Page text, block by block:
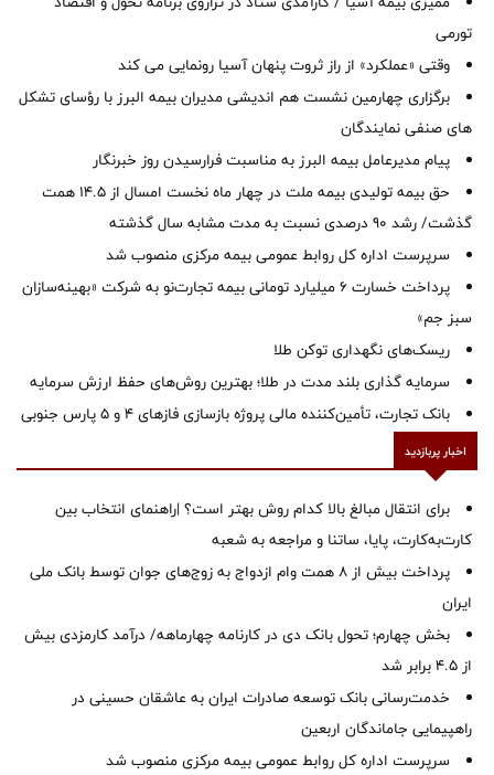
تورمی
وقتی «عملکرد» از راز ثروت پنهان آسیا رونمایی می کند
برگزاری چهارمین نشست هم اندیشی مدیران بیمه البرز با رؤسای تشکل
های صنفی نمایندگان
پیام مدیرعامل بیمه البرز به مناسبت فرارسیدن روز خبرنگار
حق بیمه تولیدی بیمه ملت در چهار ماه نخست امسال از 14.5 همت
گذشت/ رشد 90 درصدی نسبت به مدت مشابه سال گذشته
سرپرست اداره كل روابط عمومی بیمه مركزی منصوب شد
پرداخت خسارت ۶ میلیارد تومانی بیمه تجارت‌نو به شرکت «بهینه‌سازان
سبز جم»
ریسک‌های نگهداری توکن طلا
سرمایه گذاری بلند مدت در طلا؛ بهترین روش‌های حفظ ارزش سرمایه
بانک تجارت، تأمین‌کننده مالی پروژه بازسازی فازهای ۴ و ۵ پارس جنوبی
اخبار پربازدید
برای انتقال مبالغ بالا کدام روش بهتر است؟ |راهنمای انتخاب بین
کارت‌به‌کارت، پایا، ساتنا و مراجعه به شعبه
پرداخت بیش از ۸ همت وام ازدواج به زوج‌های جوان توسط بانک ملی
ایران
بخش چهارم؛ تحول بانک دی در کارنامه چهارماهه/ درآمد کارمزدی بیش
از ۴.۵ برابر شد
خدمت‌رسانی بانک توسعه صادرات ایران به عاشقان حسینی در
راهپیمایی جاماندگان اربعین
سرپرست اداره کل روابط عمومی بیمه مرکزی منصوب شد